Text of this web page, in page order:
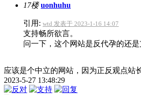
17楼 uonhuhu
引用: wtd 发表于 2023-1-16 14:07
支持畅所欲言。
问一下，这个网站是反代孕的还是
应该是个中立的网站，因为正反观点站
2023-5-27 13:48:29